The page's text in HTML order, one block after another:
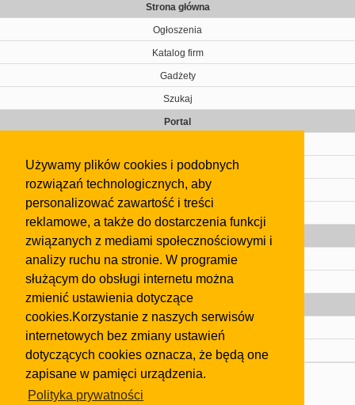
Używamy plików cookies i podobnych
rozwiązań technologicznych, aby
personalizować zawartość i treści
reklamowe, a także do dostarczenia funkcji
związanych z mediami społecznościowymi i
analizy ruchu na stronie. W programie
służącym do obsługi internetu można
zmienić ustawienia dotyczące
cookies.Korzystanie z naszych serwisów
internetowych bez zmiany ustawień
dotyczących cookies oznacza, że będą one
zapisane w pamięci urządzenia.
Polityka prywatności
Strona główna
Ogłoszenia
Katalog firm
Gadżety
Szukaj
Portal
Kontakt
Regulamin
Gazeta
Olkusz
Kontakt
Strefa dla biznesu
Biura nieruchomości
Dealerzy i autokomisy
Skontaktuj się z nami